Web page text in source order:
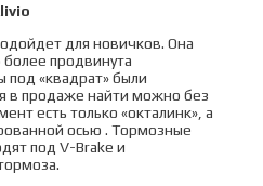
для новичков. Она
продвинута
под «квадрат» были
в продаже найти можно без
есть только «окталинк», а
осью . Тормозные
под V-Brake и